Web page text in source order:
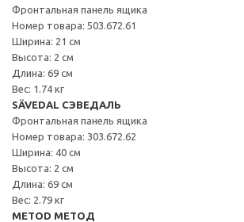
Фронтальная панель ящика
Номер товара: 503.672.61
Ширина: 21 см
Высота: 2 см
Длина: 69 см
Вес: 1.74 кг
SÄVEDAL СЭВЕДАЛЬ
Фронтальная панель ящика
Номер товара: 303.672.62
Ширина: 40 см
Высота: 2 см
Длина: 69 см
Вес: 2.79 кг
METOD МЕТОД